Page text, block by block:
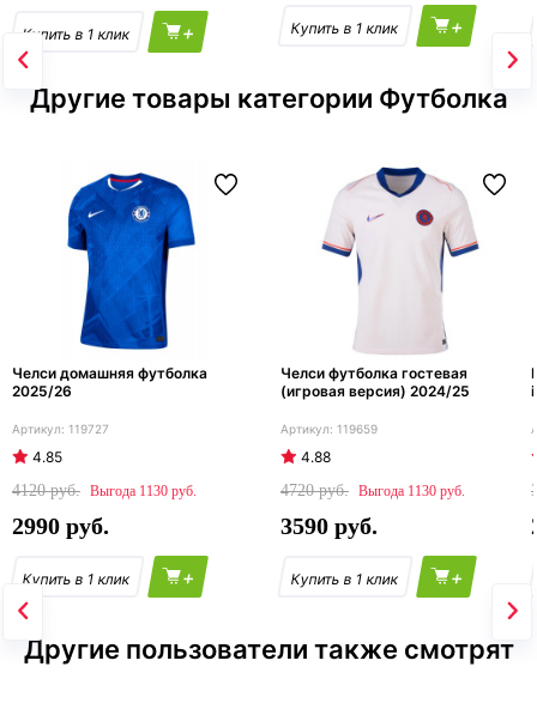
+ +
Другие товары категории Футболка
Челси домашняя футболка
2025/26
119727
4.85
4120
1130
2990
+
Челси футболка гостевая
(игровая версия) 2024/25
119659
4.88
4720
1130
3590
+
Другие пользователи также смотрят